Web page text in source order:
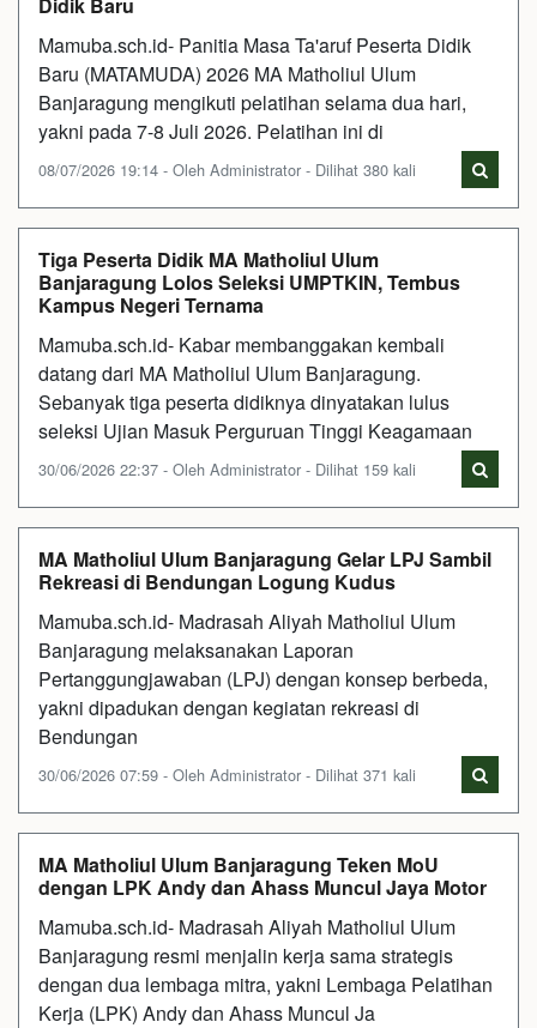
Mamuba.sch.id- Panitia Masa Ta'aruf Peserta Didik
Baru (MATAMUDA) 2026 MA Matholiul Ulum
Banjaragung mengikuti pelatihan selama dua hari,
yakni pada 7-8 Juli 2026. Pelatihan ini di
08/07/2026 19:14 - Oleh Administrator - Dilihat 380 kali
Tiga Peserta Didik MA Matholiul Ulum
Banjaragung Lolos Seleksi UMPTKIN, Tembus
Kampus Negeri Ternama
Mamuba.sch.id- Kabar membanggakan kembali
datang dari MA Matholiul Ulum Banjaragung.
Sebanyak tiga peserta didiknya dinyatakan lulus
seleksi Ujian Masuk Perguruan Tinggi Keagamaan
30/06/2026 22:37 - Oleh Administrator - Dilihat 159 kali
MA Matholiul Ulum Banjaragung Gelar LPJ Sambil
Rekreasi di Bendungan Logung Kudus
Mamuba.sch.id- Madrasah Aliyah Matholiul Ulum
Banjaragung melaksanakan Laporan
Pertanggungjawaban (LPJ) dengan konsep berbeda,
yakni dipadukan dengan kegiatan rekreasi di
Bendungan
30/06/2026 07:59 - Oleh Administrator - Dilihat 371 kali
MA Matholiul Ulum Banjaragung Teken MoU
dengan LPK Andy dan Ahass Muncul Jaya Motor
Mamuba.sch.id- Madrasah Aliyah Matholiul Ulum
Banjaragung resmi menjalin kerja sama strategis
dengan dua lembaga mitra, yakni Lembaga Pelatihan
Kerja (LPK) Andy dan Ahass Muncul Ja